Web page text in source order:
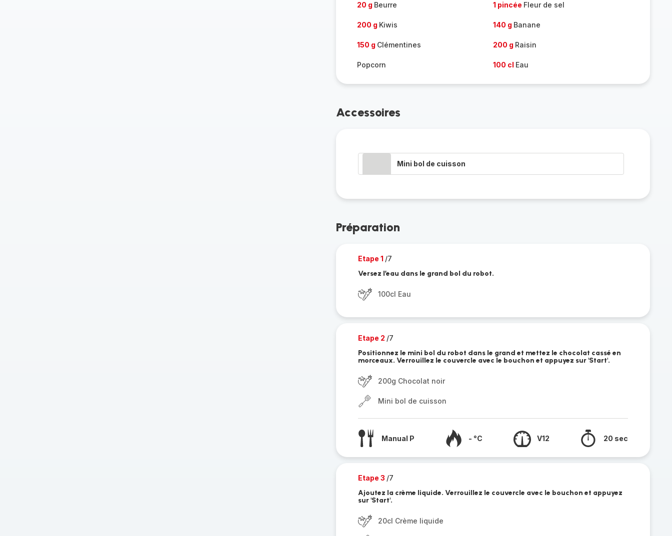
20 g Beurre 1 pincée Fleur de sel
200 g Kiwis 140 g Banane
150 g Clémentines 200 g Raisin
Popcorn 100 cl Eau
Accessoires
Mini bol de cuisson
Préparation
Etape 1 /7
Versez l’eau dans le grand bol du robot.
100cl Eau
Etape 2 /7
Positionnez le mini bol du robot dans le grand et mettez le chocolat cassé en
morceaux. Verrouillez le couvercle avec le bouchon et appuyez sur 'Start'.
200g Chocolat noir
Mini bol de cuisson
Manual P - °C V12 20 sec
Etape 3 /7
Ajoutez la crème liquide. Verrouillez le couvercle avec le bouchon et appuyez
sur 'Start'.
20cl Crème liquide